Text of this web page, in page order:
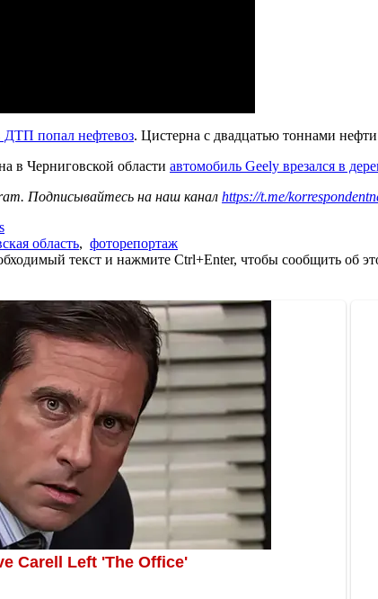
ДТП попал нефтевоз. Цистерна с двадцатью тоннами нефти
в Черниговской области автомобиль Geely врезался в
Подписывайтесь на наш канал https://t.me/
область, фоторепортаж
текст и нажмите Ctrl+Enter, чтобы сообщить об